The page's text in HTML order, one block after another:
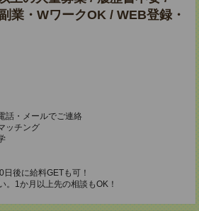
業・WワークOK / WEB登録・
話・メールでご連絡
ッチング
後に給料GETも可！
。1か月以上先の相談もOK！